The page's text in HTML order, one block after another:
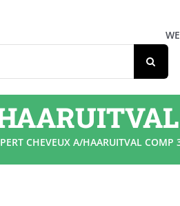
CHEVEUX A/HAARUITVAL COMP